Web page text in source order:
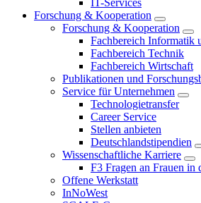
IT-Services
Forschung & Kooperation
Forschung & Kooperation
Fachbereich Informatik
Fachbereich Technik
Fachbereich Wirtschaft
Publikationen und
Service für Unternehmen
Technologietransfer
Career Service
Stellen anbieten
Deutschlandstipendien
Wissenschaftliche Karriere
F3 Fragen an Frauen in
Offene Werkstatt
InNoWest